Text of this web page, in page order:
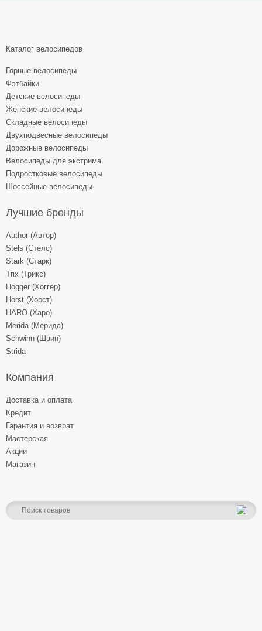
Каталог велосипедов
Горные велосипеды
Фэтбайки
Детские велосипеды
Женские велосипеды
Складные велосипеды
Двухподвесные велосипеды
Дорожные велосипеды
Велосипеды для экстрима
Подростковые велосипеды
Шоссейные велосипеды
Лучшие бренды
Author (Автор)
Stels (Стелс)
Stark (Старк)
Trix (Трикс)
Hogger (Хоггер)
Horst (Хорст)
HARO (Харо)
Merida (Мерида)
Schwinn (Швин)
Strida
Компания
Доставка и оплата
Кредит
Гарантия и возврат
Мастерская
Акции
Магазин